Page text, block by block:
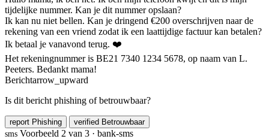
tijdelijke nummer. Kan je dit nummer opslaan?
Ik kan nu niet bellen. Kan je dringend €200 overschrijven naar de
rekening van een vriend zodat ik een laattijdige factuur kan betalen?
Ik betaal je vanavond terug. ❤️
Het rekeningnummer is BE21 7340 1234 5678, op naam van L.
Peeters. Bedankt mama!
Berichtarrow_upward
Is dit bericht phishing of betrouwbaar?
report Phishing verified Betrouwbaar
sms Voorbeeld 2 van 3 · bank-sms